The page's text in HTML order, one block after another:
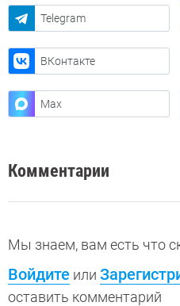
Telegram
ВКонтакте
Max
Комментарии
Мы знаем, вам есть что
Войдите или
оставить комментарий